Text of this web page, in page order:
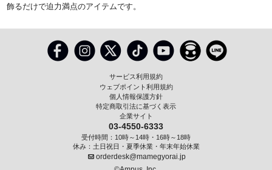
飾るだけで迫力満点のアイテムです。
サービス利用規約
ウェブポイント利用規約
個人情報保護方針
特定商取引法に基づく表示
企業サイト
03-4550-6333
受付時間：10時～14時・16時～18時
休み：土日祝日・夏季休業・年末年始休業
orderdesk@mamegyorai.jp